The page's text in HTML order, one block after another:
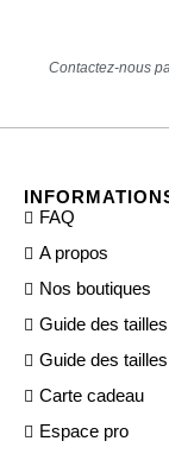
Contactez-nous
FAQ
A propos
Nos boutiques
Guide des
Guide des
Carte cadeau
Espace pro